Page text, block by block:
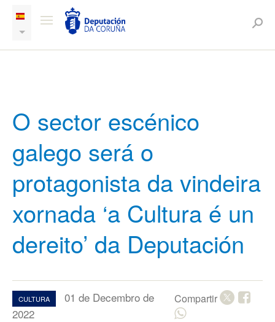
O sector escénico
galego será o
protagonista da vindeira
xornada ‘a Cultura é un
dereito’ da Deputación
CULTURA
01 de Decembro de
2022
Compartir